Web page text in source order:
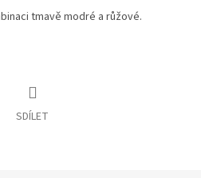
tmavě modré a růžové.
SDÍLET